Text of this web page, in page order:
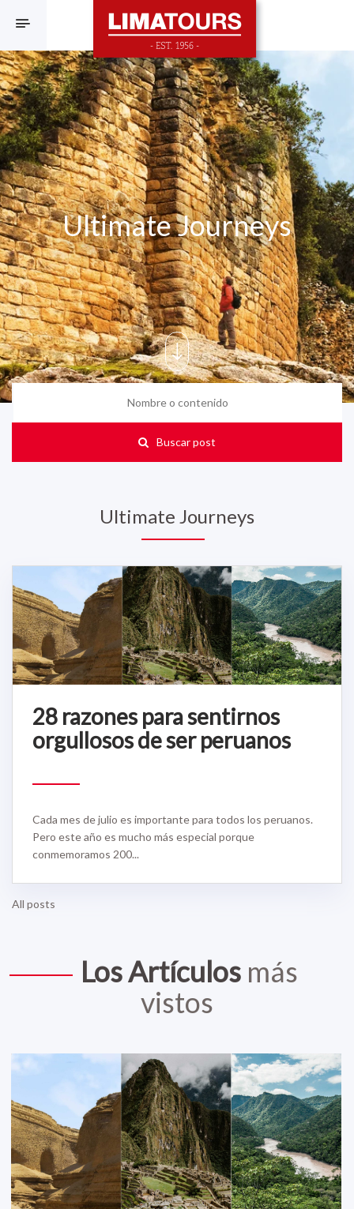
F
Ultimate Journeys
Buscar post
Ultimate Journeys
28 razones para sentirnos
orgullosos de ser peruanos
Cada mes de julio es importante para todos los peruanos.
Pero este año es mucho más especial porque
conmemoramos 200...
All posts
Los Artículosmás
vistos